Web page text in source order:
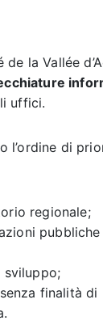
de la Vallée
uffici.
l’ordine di
regionale;
sviluppo;
finalità di